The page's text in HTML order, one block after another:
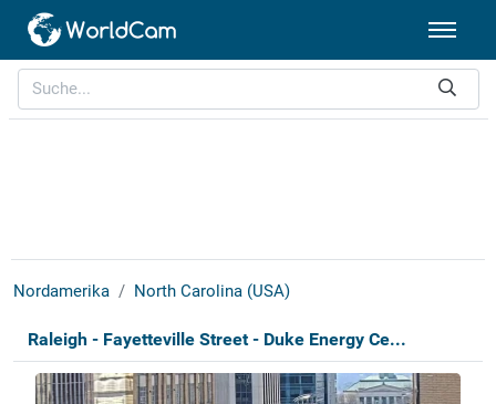
Nordamerika North Carolina (USA)
Raleigh - Fayetteville Street - Duke Energy Ce...